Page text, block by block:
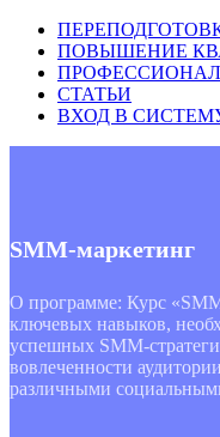
ПОВЫШЕНИЕ
СТАТЬИ
ВХОД В
SMM-маркетинг
О программе: Курс
ключевых навыков,
успешных SMM-
вовлеченности
различными